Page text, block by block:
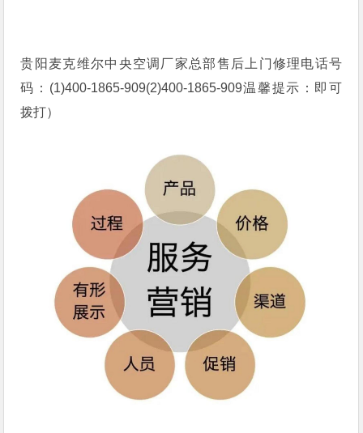
贵阳麦克维尔中央空调厂家总部售后上门修理电话号
码：(1)400-1865-909(2)400-1865-909温馨提示：即可
拨打）